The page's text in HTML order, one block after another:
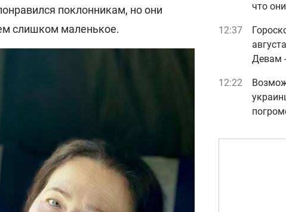
поклонникам, но они
слишком маленькое.
что
12:37
Девам
12:22